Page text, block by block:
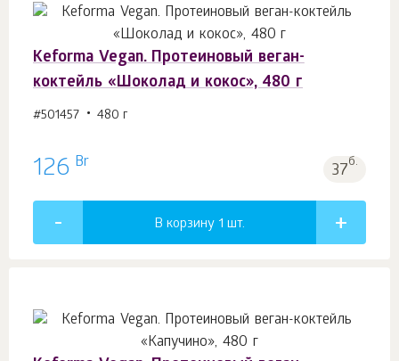
Keforma Vegan. Протеиновый веган-
коктейль «Шоколад и кокос», 480 г
#501457 480 г
126 Br 37б.
В корзину 1 шт.